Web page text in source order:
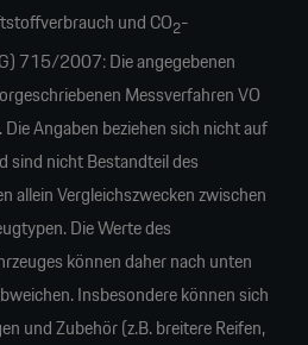
und CO2-
715/2007: Die angegebenen
Messverfahren VO
Angaben beziehen sich nicht auf
sind nicht Bestandteil des
allein Vergleichszwecken zwischen
Die Werte des
können daher nach unten
Insbesondere können sich
und Zubehör (z.B. breitere Reifen,